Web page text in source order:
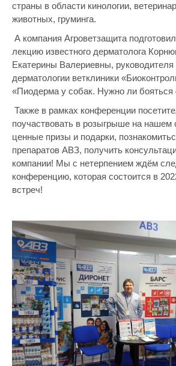
страны в области кинологии,
животных, груминга.
А компания Агроветзащита
лекцию известного дерматолога
Екатерины Валериевны, руководителя
дерматологии ветклиники
«Пиодерма у собак. Нужно ли бояться
Также в рамках конференции
поучаствовать в розыгрыше на нашем
ценные призы и подарки,
препаратов АВЗ, получить
компании! Мы с нетерпением ждём
конференцию, которая состоится в
встреч!